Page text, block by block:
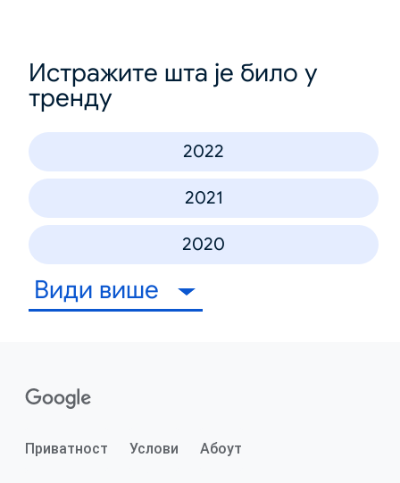
Истражите шта је било у
тренду
2022
2021
2020
Види више
Приватност Услови Абоут